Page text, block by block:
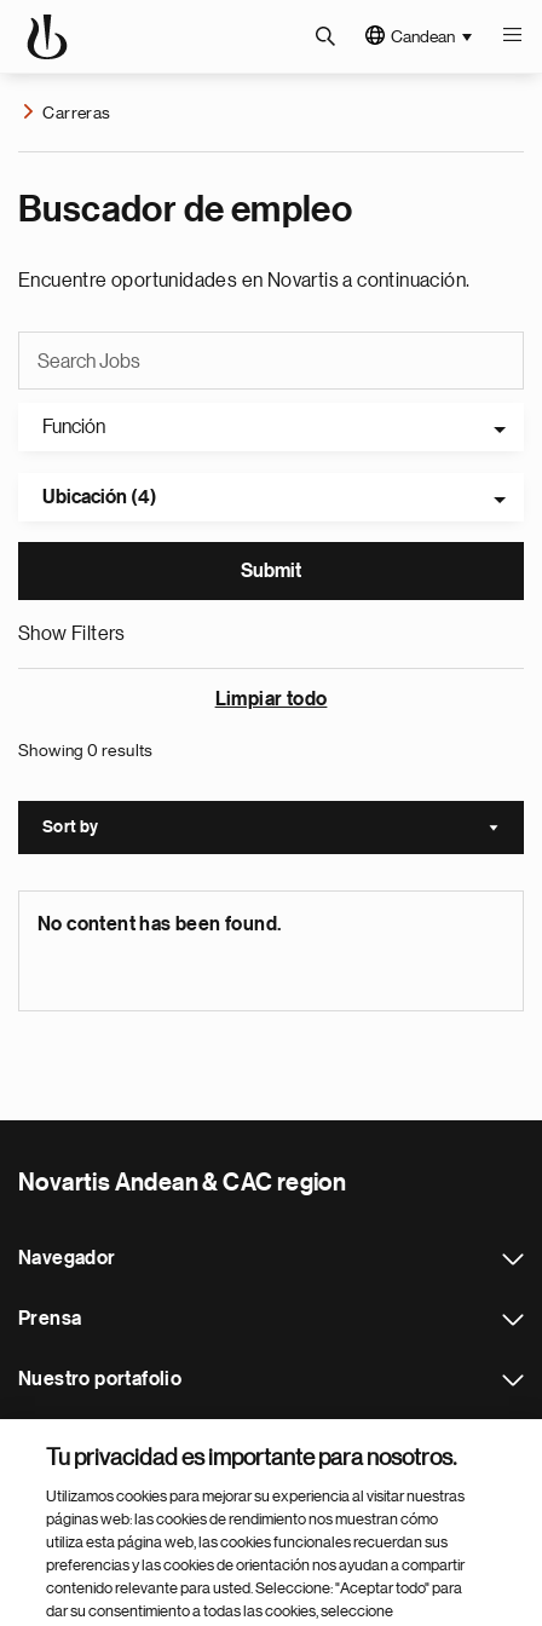
Candean
Carreras
Buscador de empleo
Encuentre oportunidades en Novartis a continuación.
Función
Ubicación (4)
Show Filters
Limpiar todo
Showing 0 results
Sort by Sort
No content has been found.
Novartis Andean & CAC region
Navegador
Prensa
Nuestro portafolio
Footer Site Search
Tu privacidad es importante para nosotros.
Utilizamos cookies para mejorar su experiencia al visitar nuestras
páginas web: las cookies de rendimiento nos muestran cómo
utiliza esta página web, las cookies funcionales recuerdan sus
preferencias y las cookies de orientación nos ayudan a compartir
contenido relevante para usted. Seleccione: "Aceptar todo" para
dar su consentimiento a todas las cookies, seleccione